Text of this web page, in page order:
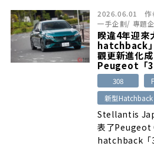
2026.06.01 作
一手企劃/ 專題
睽違4年迎來
hatchback
觀更新進化
Peugeot「
308
新型Hatchback
Stellantis
表了Peugeot
hatchback